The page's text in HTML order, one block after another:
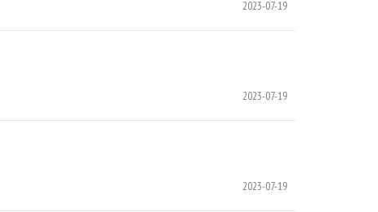
2023-07-19
2023-07-19
2023-07-19